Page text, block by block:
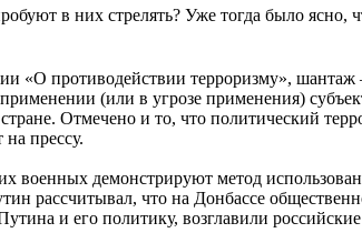
в них стрелять? Уже тогда было ясно,
«О противодействии терроризму», шантаж
(или в угрозе применения)
Отмечено и то, что политический
прессу.
военных демонстрируют метод
рассчитывал, что на Донбассе
и его политику, возглавили